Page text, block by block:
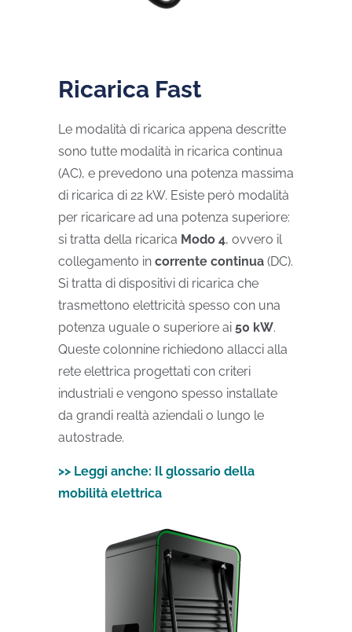
Ricarica Fast
Le modalità di ricarica appena descritte
sono tutte modalità in ricarica continua
(AC), e prevedono una potenza massima
di ricarica di 22 kW. Esiste però modalità
per ricaricare ad una potenza superiore:
si tratta della ricarica Modo 4, ovvero il
collegamento in corrente continua (DC).
Si tratta di dispositivi di ricarica che
trasmettono elettricità spesso con una
potenza uguale o superiore ai 50 kW.
Queste colonnine richiedono allacci alla
rete elettrica progettati con criteri
industriali e vengono spesso installate
da grandi realtà aziendali o lungo le
autostrade.
>> Leggi anche: Il glossario della
mobilità elettrica